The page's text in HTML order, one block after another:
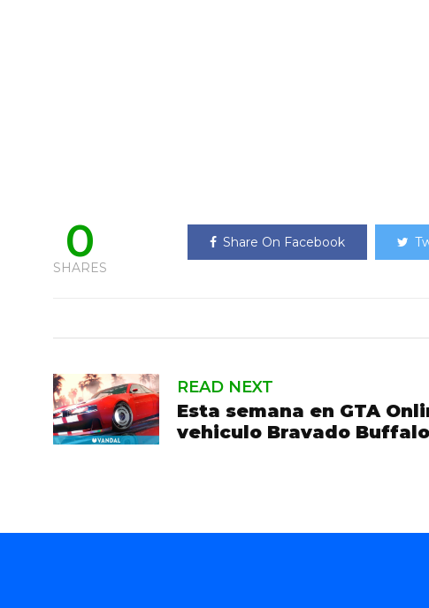
0
SHARES
Share On Facebook
READ NEXT
Esta semana en GTA
vehiculo Bravado Buffalo